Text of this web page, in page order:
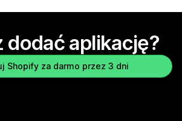
dodać aplikację?
Shopify za darmo przez 3 dni